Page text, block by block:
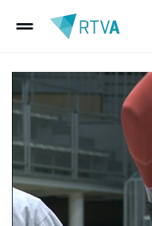
drag_handle